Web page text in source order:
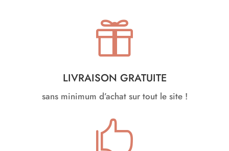

LIVRAISON GRATUITE
sans minimum d’achat sur tout le site !
